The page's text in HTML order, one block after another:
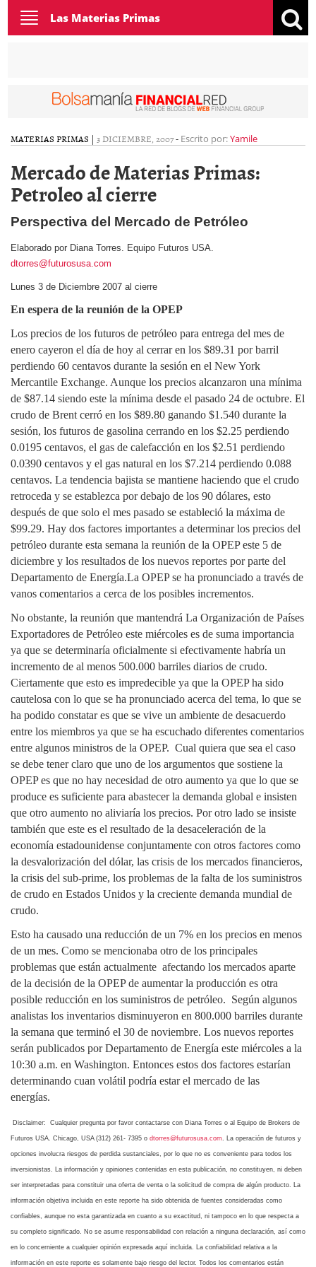
Toggle
navigation
Las Materias Primas
MATERIAS PRIMAS | 3 DICIEMBRE, 2007- Escrito por:Yamile
Mercado de Materias Primas:
Petroleo al cierre
Perspectiva del Mercado de Petróleo
Elaborado por Diana Torres. Equipo Futuros USA.
dtorres@futurosusa.com
Lunes 3 de Diciembre 2007 al cierre
En espera de la reunión de la OPEP
Los precios de los futuros de petróleo para entrega del mes de
enero cayeron el día de hoy al cerrar en los $89.31 por barril
perdiendo 60 centavos durante la sesión en el New York
Mercantile Exchange. Aunque los precios alcanzaron una mínima
de $87.14 siendo este la mínima desde el pasado 24 de octubre. El
crudo de Brent cerró en los $89.80 ganando $1.540 durante la
sesión, los futuros de gasolina cerrando en los $2.25 perdiendo
0.0195 centavos, el gas de calefacción en los $2.51 perdiendo
0.0390 centavos y el gas natural en los $7.214 perdiendo 0.088
centavos. La tendencia bajista se mantiene haciendo que el crudo
retroceda y se establezca por debajo de los 90 dólares, esto
después de que solo el mes pasado se estableció la máxima de
$99.29. Hay dos factores importantes a determinar los precios del
petróleo durante esta semana la reunión de la OPEP este 5 de
diciembre y los resultados de los nuevos reportes por parte del
Departamento de Energía.La OPEP se ha pronunciado a través de
vanos comentarios a cerca de los posibles incrementos.
No obstante, la reunión que mantendrá La Organización de Países
Exportadores de Petróleo este miércoles es de suma importancia
ya que se determinaría oficialmente si efectivamente habría un
incremento de al menos 500.000 barriles diarios de crudo.
Ciertamente que esto es impredecible ya que la OPEP ha sido
cautelosa con lo que se ha pronunciado acerca del tema, lo que se
ha podido constatar es que se vive un ambiente de desacuerdo
entre los miembros ya que se ha escuchado diferentes comentarios
entre algunos ministros de la OPEP. Cual quiera que sea el caso
se debe tener claro que uno de los argumentos que sostiene la
OPEP es que no hay necesidad de otro aumento ya que lo que se
produce es suficiente para abastecer la demanda global e insisten
que otro aumento no aliviaría los precios. Por otro lado se insiste
también que este es el resultado de la desaceleración de la
economía estadounidense conjuntamente con otros factores como
la desvalorización del dólar, las crisis de los mercados financieros,
la crisis del sub-prime, los problemas de la falta de los suministros
de crudo en Estados Unidos y la creciente demanda mundial de
crudo.
Esto ha causado una reducción de un 7% en los precios en menos
de un mes. Como se mencionaba otro de los principales
problemas que están actualmente afectando los mercados aparte
de la decisión de la OPEP de aumentar la producción es otra
posible reducción en los suministros de petróleo. Según algunos
analistas los inventarios disminuyeron en 800.000 barriles durante
la semana que terminó el 30 de noviembre. Los nuevos reportes
serán publicados por Departamento de Energía este miércoles a la
10:30 a.m. en Washington. Entonces estos dos factores estarían
determinando cuan volátil podría estar el mercado de las
energías.
Disclaimer: Cualquier pregunta por favor contactarse con Diana Torres o al Equipo de Brokers de
Futuros USA. Chicago, USA (312) 261- 7395 o dtorres@futurosusa.com. La operación de futuros y
opciones involucra riesgos de perdida sustanciales, por lo que no es conveniente para todos los
inversionistas. La información y opiniones contenidas en esta publicación, no constituyen, ni deben
ser interpretadas para constituir una oferta de venta o la solicitud de compra de algún producto. La
información objetiva incluida en este reporte ha sido obtenida de fuentes consideradas como
confiables, aunque no esta garantizada en cuanto a su exactitud, ni tampoco en lo que respecta a
su completo significado. No se asume responsabilidad con relación a ninguna declaración, así como
en lo concerniente a cualquier opinión expresada aquí incluida. La confiabilidad relativa a la
información en este reporte es solamente bajo riesgo del lector. Todos los comentarios están